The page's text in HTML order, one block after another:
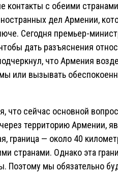
контакты с обеими
дел Армении,
Сегодня премьер-
дать разъяснения
что Армения
или вызывать
что сейчас основной
территорию Армении,
граница — около 40
странами. Однако эта
Поэтому мы обязательно